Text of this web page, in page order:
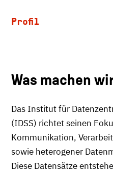
Profil
Was machen
Das Institut für
(IDSS) richtet seinen
Kommunikation,
sowie heterogener
Diese Datensätze